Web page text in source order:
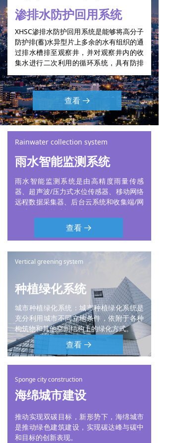
雨水智能监测系统
Rainwater collection system
雨水智能监测系统是由高精度雨量传感
器、超声波/压力式水位传感器、移动网络
远程数据采集器、后台云系统和收集端/网
页端云平台等结构组成。
查看 뀠
种植绿化系统
Vertical greening system
城市种植绿化系统：城市种植绿化系统是
充分利用城市不同立地条件，依附于各种
构筑物和其他空间结构上的绿化方式。
查看 뀠
海绵城市建设
推动实现双碳目标，新形势下，海绵城市
是推动绿色建筑建设，实现碳达峰与碳中
和目标的创新表现。
Sponge city construction
Rainwater collection system
渗排水防护回用系统
XHSC渗排水防护回用系统是能够将高分子
防护排(蓄)水异型片上多余的水有组织的通
过排水槽排至观察井，并对观察井内的收
集水进行二次利用的循环系统，具有防排
一体—隔水透气—降本增效—便于维护的
特点。
查看 뀠